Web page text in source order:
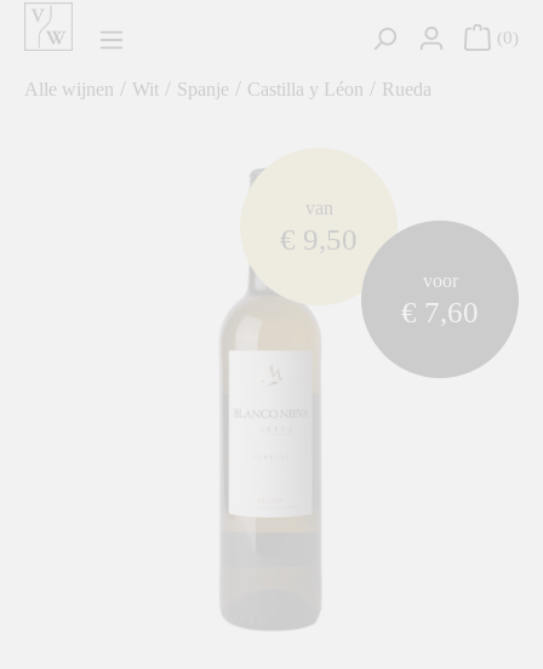
0
Alle wijnen / Wit / Spanje / Castilla y Léon / Rueda
van
€ 9,50
voor
€ 7,60
component.cms.imageGallery.skipImageGallery